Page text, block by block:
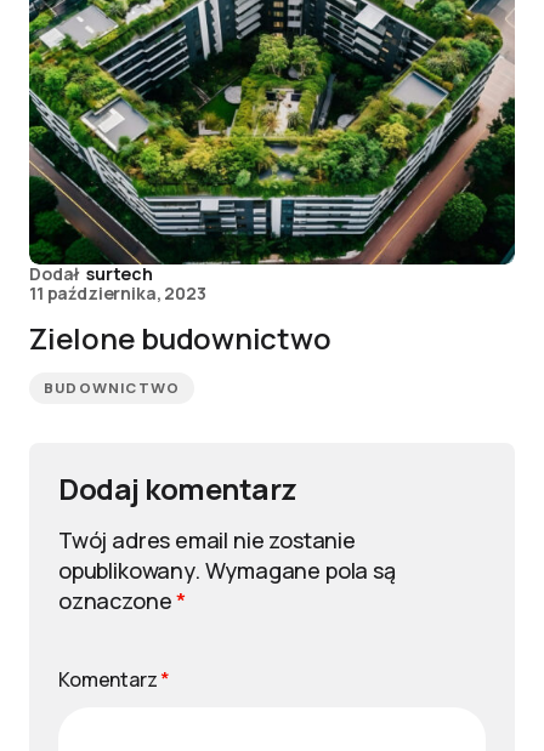
Dodał surtech
11 października, 2023
Zielone budownictwo
BUDOWNICTWO
Dodaj komentarz
Twój adres email nie zostanie
opublikowany. Wymagane pola są
oznaczone*
Komentarz*